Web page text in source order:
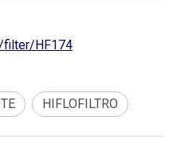
filter/HF174
HIFLOFILTRO